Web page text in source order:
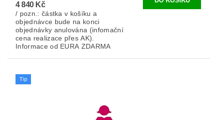
4 840 Kč
/ pozn.: částka v košíku a
objednávce bude na konci
objednávky anulována (infomační
cena realizace přes AK).
Informace od EURA ZDARMA
Tip